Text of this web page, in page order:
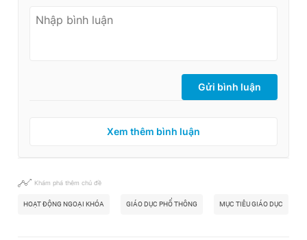
Gửi bình luận
Xem thêm bình luận
Khám phá thêm chủ đề
HOẠT ĐỘNG NGOẠI KHÓA GIÁO DỤC PHỔ THÔNG MỤC TIÊU GIÁO DỤC